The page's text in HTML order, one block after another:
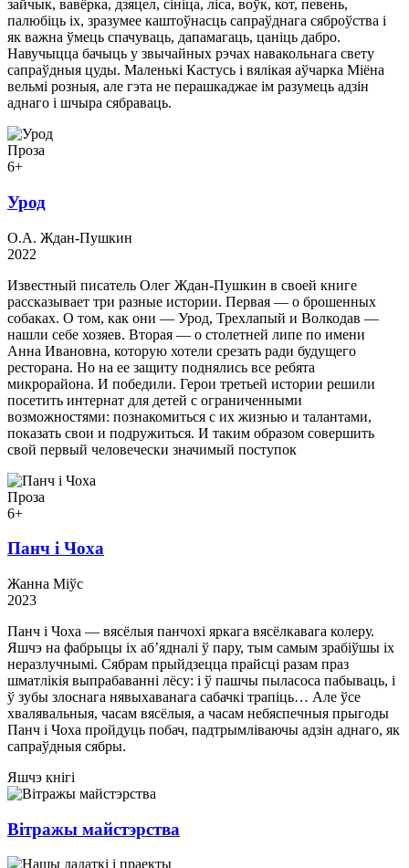
зайчык, вавёрка, дзяцел, сініца, ліса, воўк, кот, певень,
палюбіць іх, зразумее каштоўнасць сапраўднага сяброўства і
як важна ўмець спачуваць, дапамагаць, цаніць дабро.
Навучыцца бачыць у звычайных рэчах навакольнага свету
сапраўдныя цуды. Маленькі Кастусь і вялікая аўчарка Міёна
вельмі розныя, але гэта не перашкаджае ім разумець адзін
аднаго і шчыра сябраваць.
Проза
6+
Урод
О.А. Ждан-Пушкин
2022
Известный писатель Олег Ждан-Пушкин в своей книге
рассказывает три разные истории. Первая — о брошенных
собаках. О том, как они — Урод, Трехлапый и Волкодав —
нашли себе хозяев. Вторая — о столетней липе по имени
Анна Ивановна, которую хотели срезать ради будущего
ресторана. Но на ее защиту поднялись все ребята
микрорайона. И победили. Герои третьей истории решили
посетить интернат для детей с ограниченными
возможностями: познакомиться с их жизнью и талантами,
показать свои и подружиться. И таким образом совершить
свой первый человечески значимый поступок
Проза
6+
Панч і Чоха
Жанна Міўс
2023
Панч і Чоха — вясёлыя панчохі яркага вясёлкавага колеру.
Яшчэ на фабрыцы іх аб’ядналі ў пару, тым самым зрабіўшы іх
неразлучнымі. Сябрам прыйдзецца прайсці разам праз
шматлікія выпрабаванні лёсу: і ў пашчы пыласоса пабываць, і
ў зубы злоснага нявыхаванага сабачкі трапіць… Але ўсе
хвалявальныя, часам вясёлыя, а часам небяспечныя прыгоды
Панч і Чоха пройдуць побач, падтрымліваючы адзін аднаго, як
сапраўдныя сябры.
Яшчэ кнігі
Вітражы майстэрства